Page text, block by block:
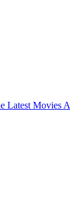
Movies